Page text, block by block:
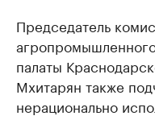
Председатель
палаты
Мхитарян также
нерационально